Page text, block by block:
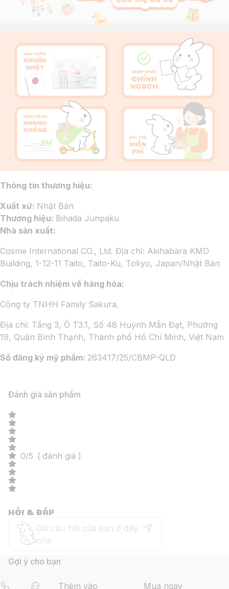
Thông tin thương hiệu:
Xuất xứ: Nhật Bản
Thương hiệu: Bihada Junpaku
Nhà sản xuất:
Cosme International CO., Ltd. Địa chỉ: Akihabara KMD
Building, 1-12-11 Taito, Taito-Ku, Tokyo, Japan/Nhật Bản
Chịu trách nhiệm về hàng hóa:
Công ty TNHH Family Sakura.
Địa chỉ: Tầng 3, Ô T3.1, Số 48 Huỳnh Mẫn Đạt, Phường
19, Quận Bình Thạnh, Thành phố Hồ Chí Minh, Việt Nam
Số đăng ký mỹ phẩm: 263417/25/CBMP-QLD
Đánh giá sản phẩm
0/5 ( đánh giá )
HỎI & ĐÁP
Gợi ý cho bạn
Thêm vào Mua ngay